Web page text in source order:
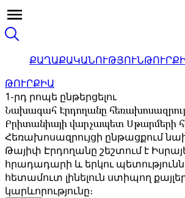
ՔԱՂԱՔԱԿԱՆՈՒԹՅՈՒՆ
ԹՈՒՐՔԻԱ
1-րդ րոպե ընթերցելու
Նախագահ Էրդողանը
Բրիտանիայի վարչապետ Սթարմերի
Հեռախոսազրույցի ընթացքում
Թայիփ Էրդողանը շեշտում է
հրադադարի և երկու
հետամուտ լինելուն ստիպող
կարևորությունը։